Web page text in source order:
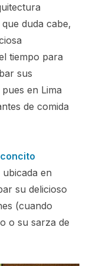
duda cabe,
tiempo para
sus
en Lima
de comida
en
su delicioso
(cuando
o su sarza de